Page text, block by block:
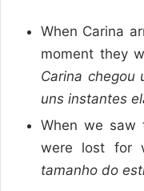
When Carina
moment they
Carina chegou
uns instantes
When we saw
were lost for
tamanho do